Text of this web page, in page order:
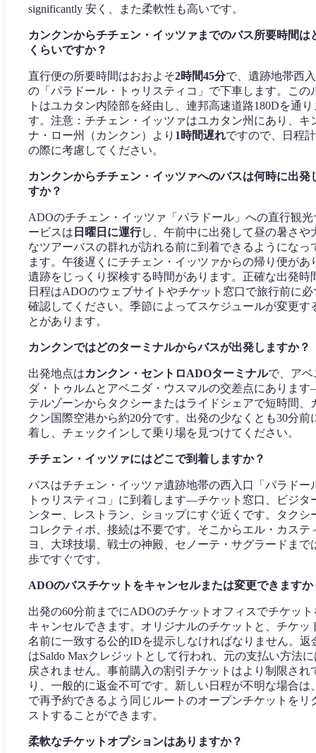
significantly 安く、また柔軟性も高いです。
カンクンからチチェン・イッツァまでのバス所要時間は
くらいですか？
直行便の所要時間はおおよそ2時間45分で、遺跡地帯西
の「パラドール・トゥリスティコ」で下車します。この
トはユカタン内陸部を経由し、連邦高速道路180Dを通り
す。注意：チチェン・イッツァはユカタン州にあり、キ
ナ・ロー州（カンクン）より 1時間遅れですので、日程
の際に考慮してください。
カンクンからチチェン・イッツァへのバスは何時に出発
すか？
ADOのチチェン・イッツァ「パラドール」への直行観光
ービスは 日曜日に運行し、午前中に出発して昼の暑さや
なツアーバスの群れが訪れる前に到着できるようになっ
ます。午後遅くにチチェン・イッツァからの帰り便があ
遺跡をじっくり探検する時間があります。正確な出発時
日程はADOのウェブサイトやチケット窓口で旅行前に必
確認してください。季節によってスケジュールが変更す
とがあります。
カンクンではどのターミナルからバスが出発しますか？
出発地点はカンクン・セントロADOターミナルで、アベ
ダ・トゥルムとアベニダ・ウスマルの交差点にありま
テルゾーンからタクシーまたはライドシェアで短時間、
クン国際空港から約20分です。出発の少なくとも30分前
着し、チェックインして乗り場を見つけてください。
チチェン・イッツァにはどこで到着しますか？
バスはチチェン・イッツァ遺跡地帯の西入口「パラドー
トゥリスティコ」に到着します—チケット窓口、ビジタ
ンター、レストラン、ショップにすぐ近くです。タクシ
コレクティボ、接続は不要です。そこからエル・カステ
ヨ、大球技場、戦士の神殿、セノーテ・サグラードまで
歩ですぐです。
ADOのバスチケットをキャンセルまたは変更できますか
出発の60分前までにADOのチケットオフィスでチケット
キャンセルできます。オリジナルのチケットと、チケッ
名前に一致する公的IDを提示しなければなりません。返
はSaldo Maxクレジットとして行われ、元の支払い方法
戻されません。事前購入の割引チケットはより制限され
り、一般的に返金不可です。新しい日程が不明な場合は
で再予約できるよう同じルートのオープンチケットをリ
ストすることができます。
柔軟なチケットオプションはありますか？